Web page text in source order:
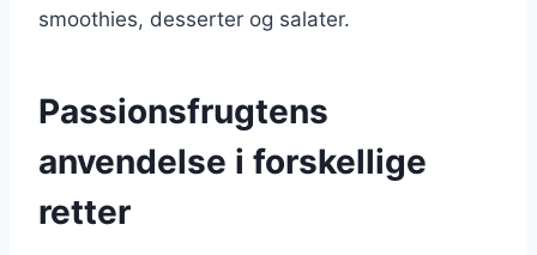
smoothies, desserter og salater.
Passionsfrugtens
anvendelse i forskellige
retter